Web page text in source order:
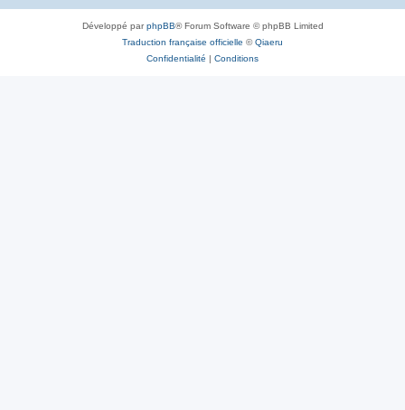
Développé parphpBB® Forum Software © phpBB Limited
Traduction française officielle ©Qiaeru
Confidentialité | Conditions